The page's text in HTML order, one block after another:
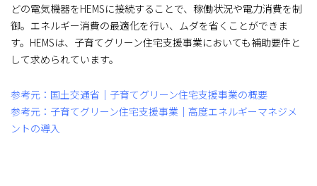
どの電気機器をHEMSに接続することで、稼働状況や電力消費を制
御。エネルギー消費の最適化を行い、ムダを省くことができま
す。HEMSは、子育てグリーン住宅支援事業においても補助要件と
して求められています。
参考元：国土交通省｜子育てグリーン住宅支援事業の概要
参考元：子育てグリーン住宅支援事業｜高度エネルギーマネジメ
ントの導入